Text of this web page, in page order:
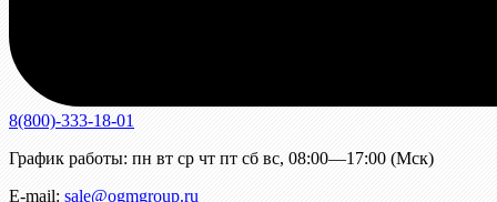
8(800)-333-18-01
График работы: пн вт ср чт пт сб вс, 08:00—17:00 (Мск)
E-mail: sale@ogmgroup.ru